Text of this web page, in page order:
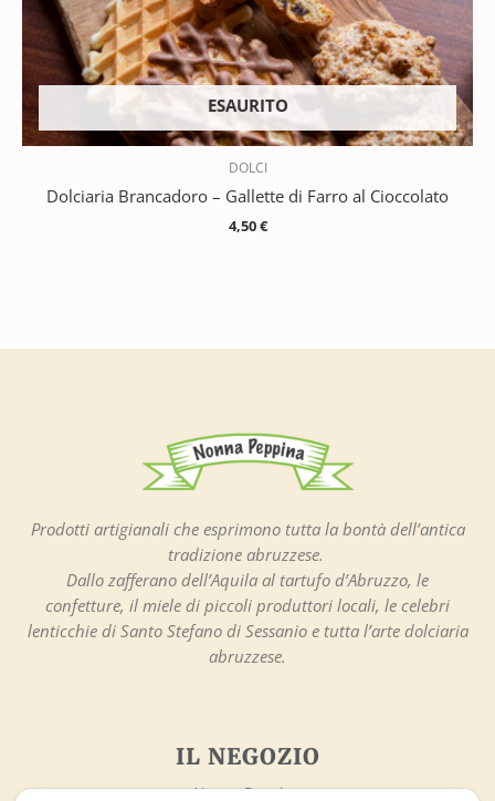
ESAURITO
DOLCI
Dolciaria Brancadoro – Gallette di Farro al Cioccolato
4,50€
Prodotti artigianali che esprimono tutta la bontà dell’antica
tradizione abruzzese.
Dallo zafferano dell’Aquila al tartufo d’Abruzzo, le
confetture, il miele di piccoli produttori locali, le celebri
lenticchie di Santo Stefano di Sessanio e tutta l’arte dolciaria
abruzzese.
IL NEGOZIO
Nonna Peppina